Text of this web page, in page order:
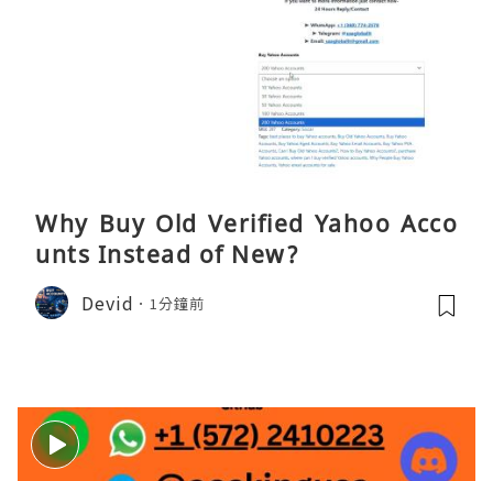
Why Buy Old Verified Yahoo Acco
unts Instead of New?
Devid 1分鐘前